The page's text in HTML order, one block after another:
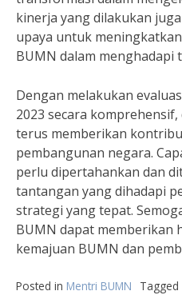
kinerja yang dilakukan
upaya untuk
BUMN dalam menghadapi
Dengan melakukan
2023 secara
terus memberikan
pembangunan negara.
perlu dipertahankan dan
tantangan yang dihadapi
strategi yang tepat.
BUMN dapat memberikan
kemajuan BUMN dan
Posted in Mentri BUMN Tagged